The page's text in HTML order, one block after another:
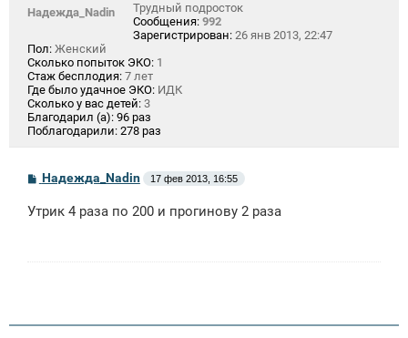
Надежда_Nadin
Трудный подросток
Сообщения: 992
Зарегистрирован: 26 янв 2013, 22:47
Пол: Женский
Сколько попыток ЭКО: 1
Стаж бесплодия: 7 лет
Где было удачное ЭКО: ИДК
Сколько у вас детей: 3
Благодарил (а): 96 раз
Поблагодарили: 278 раз
С
б
Надежда_Nadin 17 фев 2013, 16:55
Утрик 4 раза по 200 и прогинову 2 раза